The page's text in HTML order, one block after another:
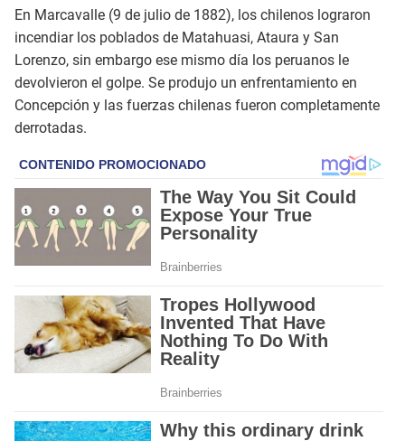
En Marcavalle (9 de julio de 1882), los chilenos lograron
incendiar los poblados de Matahuasi, Ataura y San
Lorenzo, sin embargo ese mismo día los peruanos le
devolvieron el golpe. Se produjo un enfrentamiento en
Concepción y las fuerzas chilenas fueron completamente
derrotadas.